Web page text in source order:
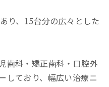
り、15台分の広々とした
歯科・矯正歯科・口腔外
しており、幅広い治療ニ